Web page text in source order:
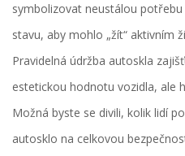
symbolizovat neustálou
stavu, aby mohlo „žít“ aktivním
Pravidelná údržba autoskla
estetickou hodnotu vozidla, ale
Možná byste se divili, kolik lidí
autosklo na celkovou